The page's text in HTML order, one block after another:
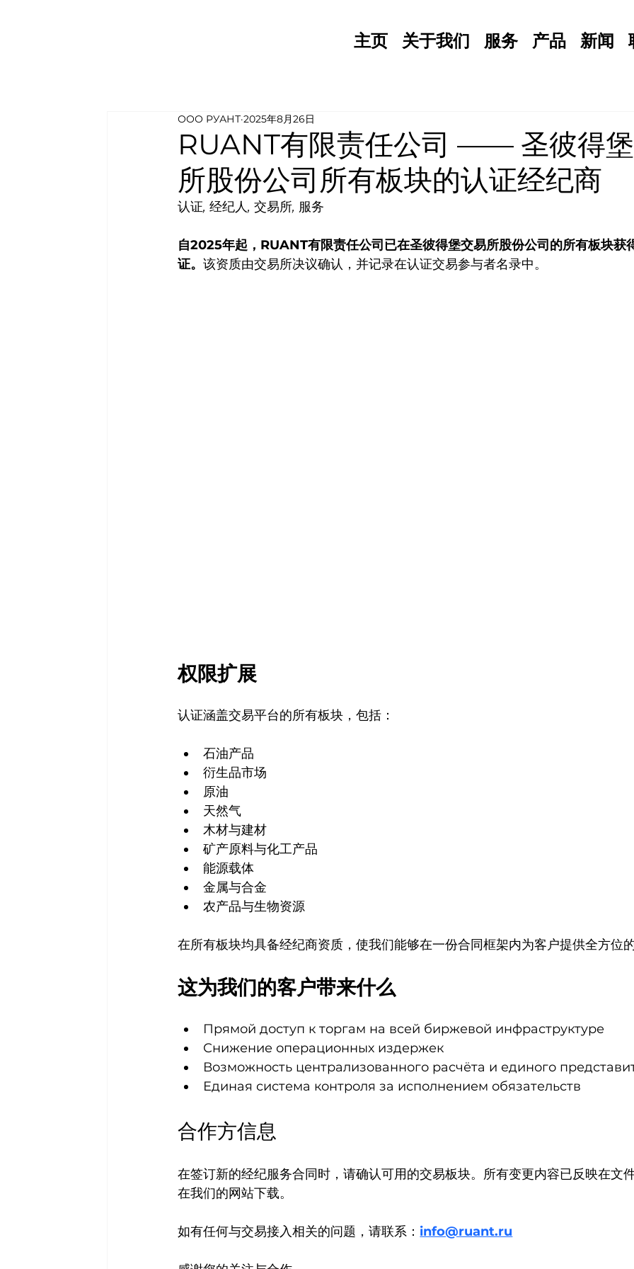
主页 关于我们 服务 产品 新闻
RUANT有限责任公司 —— 圣彼得
所股份公司所有板块的认证经纪商
ООО РУАНТ 2025年8月26日
认证, 经纪人, 交易所, 服务
自2025年起，RUANT有限责任公司已在圣彼得堡交易所股份公司的所有板块获
证。该资质由交易所决议确认，并记录在认证交易参与者名录中。
权限扩展
认证涵盖交易平台的所有板块，包括：
石油产品
衍生品市场
原油
天然气
木材与建材
矿产原料与化工产品
能源载体
金属与合金
农产品与生物资源
在所有板块均具备经纪商资质，使我们能够在一份合同框架内为客户提供全方位的
这为我们的客户带来什么
Прямой доступ к торгам на всей биржевой инфраструктуре
Снижение операционных издержек
Возможность централизованного расчёта и единого
Единая система контроля за исполнением обязательств
合作方信息
在签订新的经纪服务合同时，请确认可用的交易板块。所有变更内容已反映在文
在我们的网站下载。
如有任何与交易接入相关的问题，请联系： info@ruant.ru